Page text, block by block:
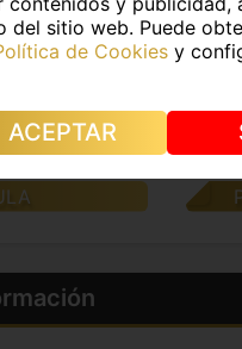
del sitio web. Puede
de Cookies y
ACEPTAR